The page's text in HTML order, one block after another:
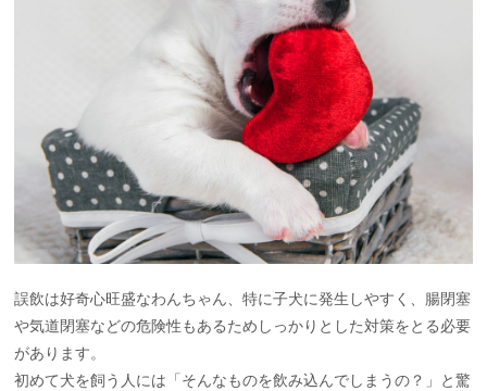
誤飲は好奇心旺盛なわんちゃん、特に子犬に発生しやすく、腸閉塞
や気道閉塞などの危険性もあるためしっかりとした対策をとる必要
があります。
初めて犬を飼う人には「そんなものを飲み込んでしまうの？」と驚